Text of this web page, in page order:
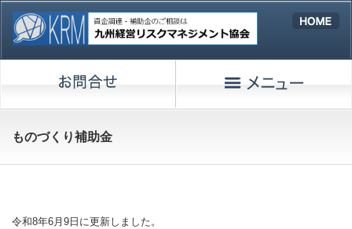
ものづくり補助金
令和8年6月9日に更新しました。